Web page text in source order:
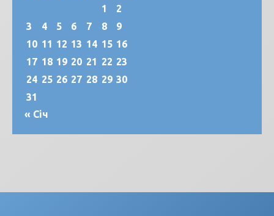
1
2
3
4 5 6 7 8
9
10 11 12 13 14 15 16
17 18 19 20 21 22 23
24 25 26 27 28 29 30
31
« Січ